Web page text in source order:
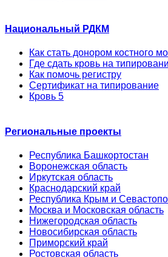
Национальный РДКМ
Как стать донором костного
Где сдать кровь на
Как помочь регистру
Сертификат на типирование
Кровь 5
Региональные проекты
Республика Башкортостан
Воронежская область
Иркутская область
Краснодарский край
Республика Крым и
Москва и Московская область
Нижегородская область
Новосибирская область
Приморский край
Ростовская область